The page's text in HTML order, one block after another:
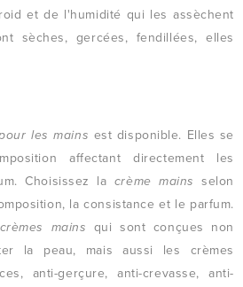
et de l'humidité qui les assèchent
sèches, gercées, fendillées, elles
les mains est disponible. Elles se
affectant directement les
Choisissez la crème mains selon
la consistance et le parfum.
crèmes mains qui sont conçues non
la peau, mais aussi les crèmes
anti-gerçure, anti-crevasse, anti-